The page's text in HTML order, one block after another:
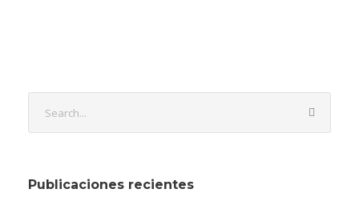
Publicaciones recientes